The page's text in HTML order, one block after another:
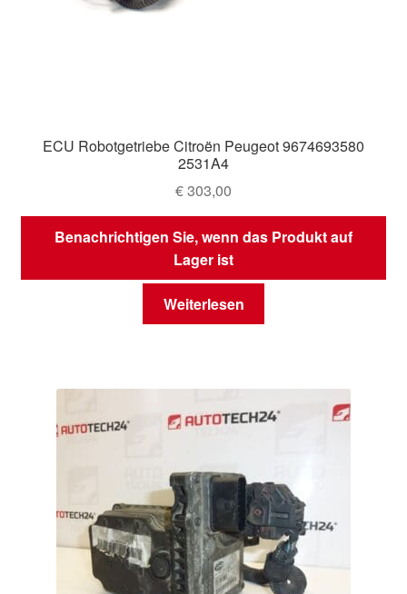
ECU Robotgetriebe Citroën Peugeot 9674693580
2531A4
€303,00
Benachrichtigen Sie, wenn das Produkt auf
Lager ist
Weiterlesen